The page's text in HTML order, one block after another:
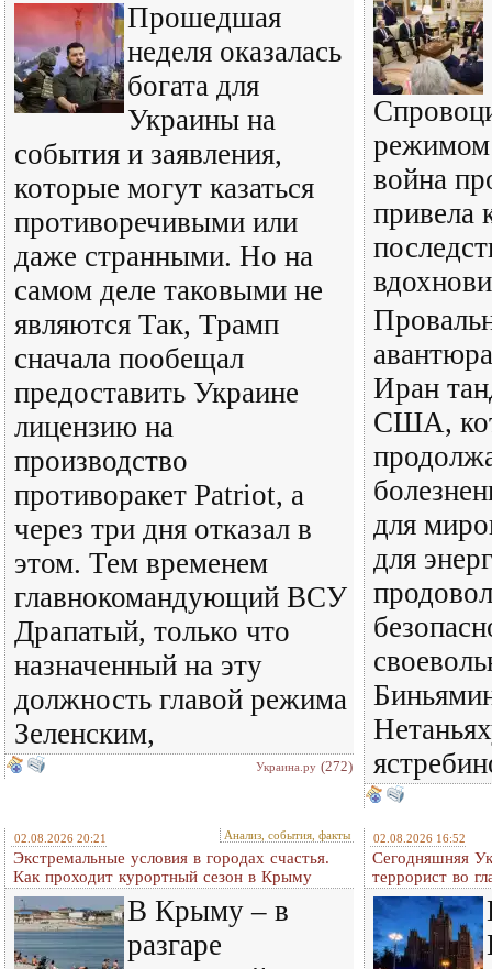
Прошедшая
неделя оказалась
богата для
Украины на
события и заявления,
которые могут казаться
противоречивыми или
даже странными. Но на
самом деле таковыми не
являются Так, Трамп
сначала пообещал
предоставить Украине
лицензию на
производство
противоракет Patriot, а
через три дня отказал в
этом. Тем временем
главнокомандующий ВСУ
Драпатый, только что
назначенный на эту
должность главой режима
Зеленским,
Украина.ру (272)
режимом
война
привела
Иран
США,
для
для
02.08.2026 20:21 Анализ, события, факты
Экстремальные условия в городах счастья.
Как проходит курортный сезон в Крыму
В Крыму – в
разгаре
02.08.2026 16:52
Сегодняшняя
террорист во